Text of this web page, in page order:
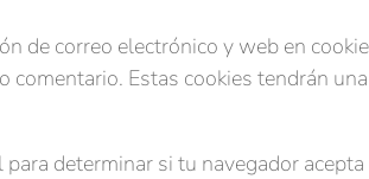
de correo electrónico y web en
Estas cookies tendrán
determinar si tu navegador acepta